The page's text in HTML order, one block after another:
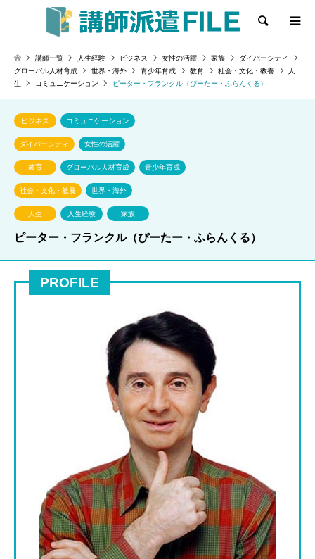
検索
講師一覧 人生経験 ビジネス 女性の活躍 家族
ダイバーシティ
グローバル人材育成
世界・海外 青少年育成 教育 社会・文化・教養
人
生
コミュニケーション ピーター・フランクル（ぴーたー・ふらんくる）
ビジネス コミュニケーション
ダイバーシティ 女性の活躍
教育 グローバル人材育成 青少年育成
社会・文化・教養 世界・海外
人生 人生経験 家族
ピーター・フランクル（ぴーたー・ふらんくる）
PROFILE